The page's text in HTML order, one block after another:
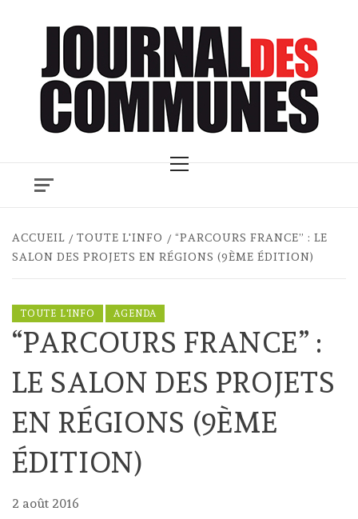
Menu
ACCUEIL TOUTE L'INFO
“PARCOURS FRANCE” : LE
SALON DES PROJETS EN RÉGIONS (9ÈME ÉDITION)
TOUTE L'INFO AGENDA
“PARCOURS FRANCE” :
LE SALON DES PROJETS
EN RÉGIONS (9ÈME
ÉDITION)
2 août 2016